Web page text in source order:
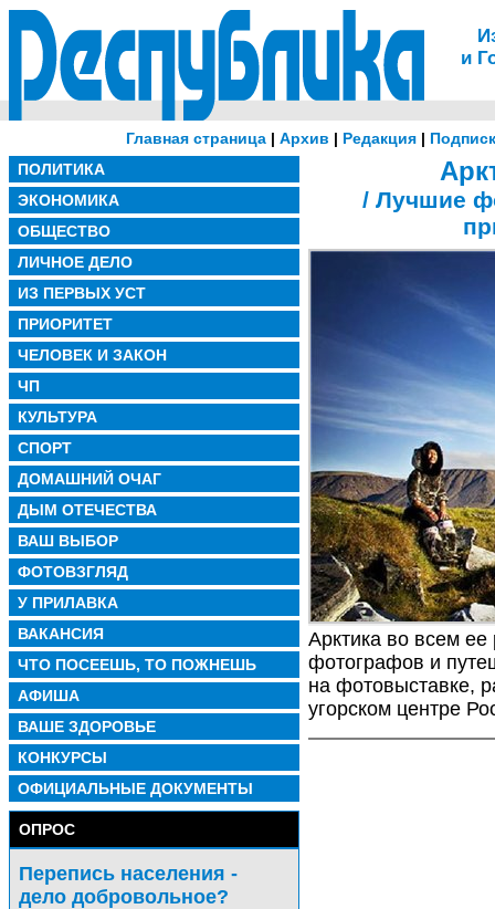
и
Главная страница| Архив | Редакция|
ПОЛИТИКА
ЭКОНОМИКА
ОБЩЕСТВО
ЛИЧНОЕ ДЕЛО
ИЗ ПЕРВЫХ УСТ
ПРИОРИТЕТ
ЧЕЛОВЕК И ЗАКОН
ЧП
КУЛЬТУРА
СПОРТ
ДОМАШНИЙ ОЧАГ
ДЫМ ОТЕЧЕСТВА
ВАШ ВЫБОР
ФОТОВЗГЛЯД
У ПРИЛАВКА
ВАКАНСИЯ
ЧТО ПОСЕЕШЬ, ТО ПОЖНЕШЬ
АФИША
ВАШЕ ЗДОРОВЬЕ
КОНКУРСЫ
ОФИЦИАЛЬНЫЕ ДОКУМЕНТЫ
ОПРОС
Перепись населения -
дело добровольное?
/ Лучшие
Арктика во всем ее
фотографов и
на фотовыставке,
угорском центре